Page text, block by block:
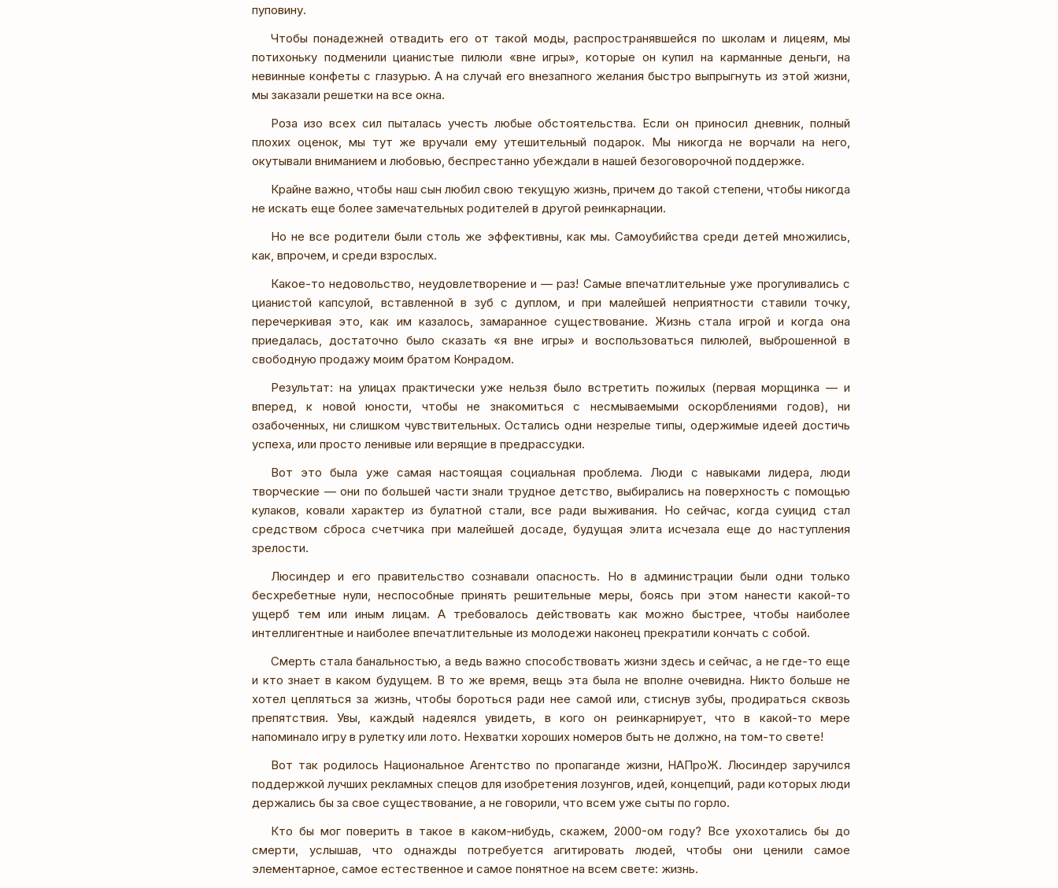
пуповину.
Чтобы понадежней отвадить его от такой моды, распространявшейся по школам и лицеям, мы
потихоньку подменили цианистые пилюли «вне игры», которые он купил на карманные деньги, на
невинные конфеты с глазурью. А на случай его внезапного желания быстро выпрыгнуть из этой жизни,
мы заказали решетки на все окна.
Роза изо всех сил пыталась учесть любые обстоятельства. Если он приносил дневник, полный
плохих оценок, мы тут же вручали ему утешительный подарок. Мы никогда не ворчали на него,
окутывали вниманием и любовью, беспрестанно убеждали в нашей безоговорочной поддержке.
Крайне важно, чтобы наш сын любил свою текущую жизнь, причем до такой степени, чтобы никогда
не искать еще более замечательных родителей в другой реинкарнации.
Но не все родители были столь же эффективны, как мы. Самоубийства среди детей множились,
как, впрочем, и среди взрослых.
Какое-то недовольство, неудовлетворение и — раз! Самые впечатлительные уже прогуливались с
цианистой капсулой, вставленной в зуб с дуплом, и при малейшей неприятности ставили точку,
перечеркивая это, как им казалось, замаранное существование. Жизнь стала игрой и когда она
приедалась, достаточно было сказать «я вне игры» и воспользоваться пилюлей, выброшенной в
свободную продажу моим братом Конрадом.
Результат: на улицах практически уже нельзя было встретить пожилых (первая морщинка — и
вперед, к новой юности, чтобы не знакомиться с несмываемыми оскорблениями годов), ни
озабоченных, ни слишком чувствительных. Остались одни незрелые типы, одержимые идеей достичь
успеха, или просто ленивые или верящие в предрассудки.
Вот это была уже самая настоящая социальная проблема. Люди с навыками лидера, люди
творческие — они по большей части знали трудное детство, выбирались на поверхность с помощью
кулаков, ковали характер из булатной стали, все ради выживания. Но сейчас, когда суицид стал
средством сброса счетчика при малейшей досаде, будущая элита исчезала еще до наступления
зрелости.
Люсиндер и его правительство сознавали опасность. Но в администрации были одни только
бесхребетные нули, неспособные принять решительные меры, боясь при этом нанести какой-то
ущерб тем или иным лицам. А требовалось действовать как можно быстрее, чтобы наиболее
интеллигентные и наиболее впечатлительные из молодежи наконец прекратили кончать с собой.
Смерть стала банальностью, а ведь важно способствовать жизни здесь и сейчас, а не где-то еще
и кто знает в каком будущем. В то же время, вещь эта была не вполне очевидна. Никто больше не
хотел цепляться за жизнь, чтобы бороться ради нее самой или, стиснув зубы, продираться сквозь
препятствия. Увы, каждый надеялся увидеть, в кого он реинкарнирует, что в какой-то мере
напоминало игру в рулетку или лото. Нехватки хороших номеров быть не должно, на том-то свете!
Вот так родилось Национальное Агентство по пропаганде жизни, НАПроЖ. Люсиндер заручился
поддержкой лучших рекламных спецов для изобретения лозунгов, идей, концепций, ради которых люди
держались бы за свое существование, а не говорили, что всем уже сыты по горло.
Кто бы мог поверить в такое в каком-нибудь, скажем, 2000-ом году? Все ухохотались бы до
смерти, услышав, что однажды потребуется агитировать людей, чтобы они ценили самое
элементарное, самое естественное и самое понятное на всем свете: жизнь.